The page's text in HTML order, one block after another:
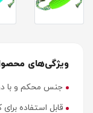
ویژگی‌های
جنس محکم و با
قابل استفاده